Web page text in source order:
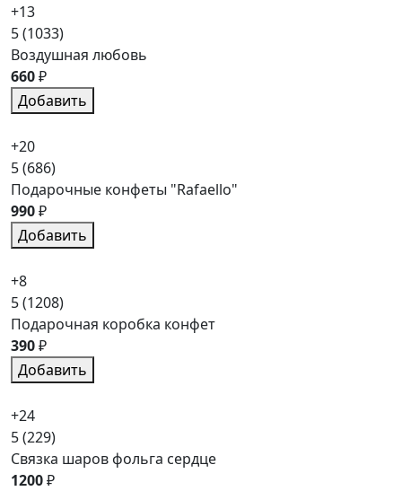
+13
5(1033)
Воздушная любовь
660₽
Добавить
+20
5(686)
Подарочные конфеты "Rafaello"
990₽
Добавить
+8
5(1208)
Подарочная коробка конфет
390₽
Добавить
+24
5(229)
Связка шаров фольга сердце
1200₽